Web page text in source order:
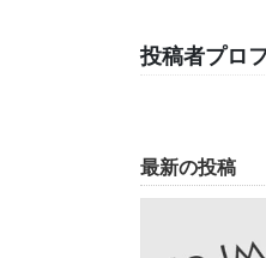
投稿者プロ
最新の投稿